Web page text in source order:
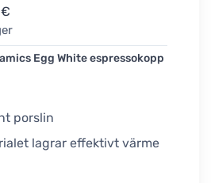
€
Egg White espressokopp
Egg Teal espressokopp
porslin
lagrar effektivt värme